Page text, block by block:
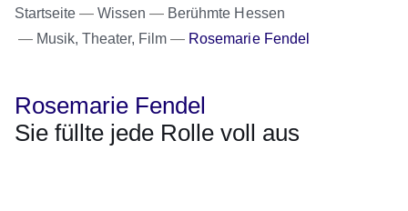
Startseite Wissen
Berühmte Hessen
Musik, Theater, Film
Rosemarie Fendel
Rosemarie Fendel
Sie füllte jede Rolle voll aus